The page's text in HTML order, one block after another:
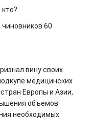
чиновников 60
вину своих
медицинских
Европы и Азии,
объемов
необходимых